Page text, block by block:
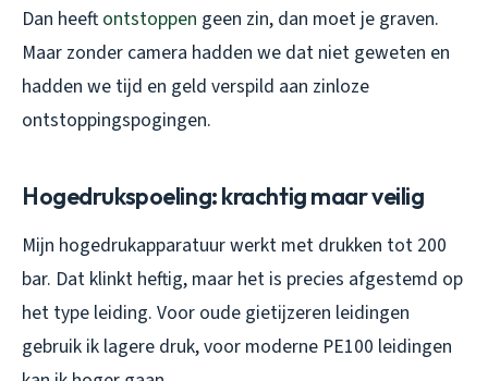
Dan heeft ontstoppen geen zin, dan moet je graven.
Maar zonder camera hadden we dat niet geweten en
hadden we tijd en geld verspild aan zinloze
ontstoppingspogingen.
Hogedrukspoeling: krachtig maar veilig
Mijn hogedrukapparatuur werkt met drukken tot 200
bar. Dat klinkt heftig, maar het is precies afgestemd op
het type leiding. Voor oude gietijzeren leidingen
gebruik ik lagere druk, voor moderne PE100 leidingen